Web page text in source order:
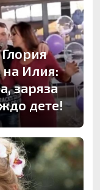
на Илия:
заряза
дете!